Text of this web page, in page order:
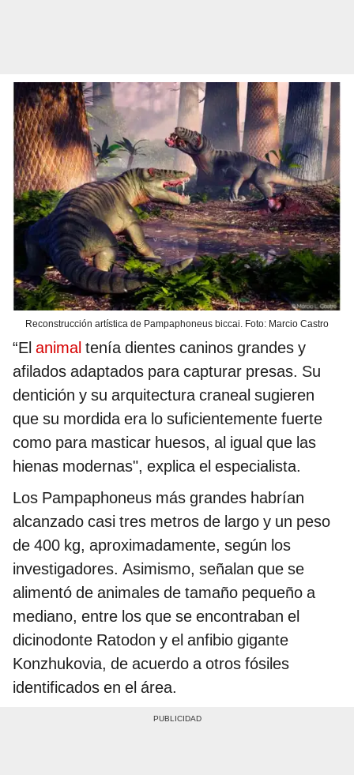
Reconstrucción artística de Pampaphoneus biccai. Foto: Marcio Castro
“El animal tenía dientes caninos grandes y
afilados adaptados para capturar presas. Su
dentición y su arquitectura craneal sugieren
que su mordida era lo suficientemente fuerte
como para masticar huesos, al igual que las
hienas modernas", explica el especialista.
Los Pampaphoneus más grandes habrían
alcanzado casi tres metros de largo y un peso
de 400 kg, aproximadamente, según los
investigadores. Asimismo, señalan que se
alimentó de animales de tamaño pequeño a
mediano, entre los que se encontraban el
dicinodonte Ratodon y el anfibio gigante
Konzhukovia, de acuerdo a otros fósiles
identificados en el área.